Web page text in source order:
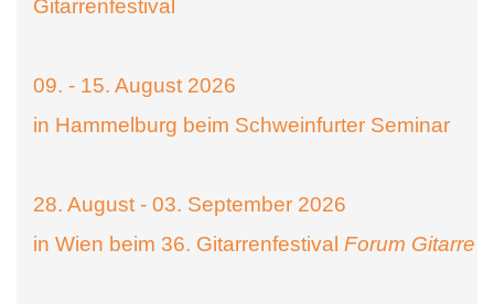
Gitarrenfestival
09. - 15. August 2026
in Hammelburg beim Schweinfurter Seminar
28. August - 03. September 2026
in Wien beim 36. Gitarrenfestival Forum Gitarre